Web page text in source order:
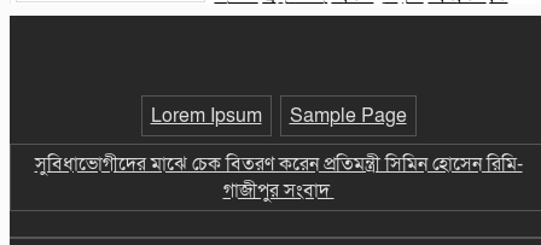
ছাতক উপজেলা দলিল লেখক সমিতির ত্রি-
পরিদর্শনে ইউএনও মোঃ মহি উদ্দিন-গাজীপুর
সংবাদ
*এলাকায় উত্তেজনা বিরাজ করছে* ছাতকে
Lorem Ipsum
Sample Page
সুবিধাভোগীদের মাঝে চেক বিতরণ করেন প্রতিমন্ত্রী সিমিন হোসেন রিমি-
গাজীপুর সংবাদ